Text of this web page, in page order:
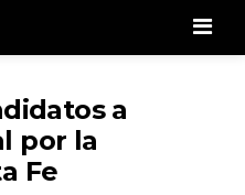
a
por la
Fe